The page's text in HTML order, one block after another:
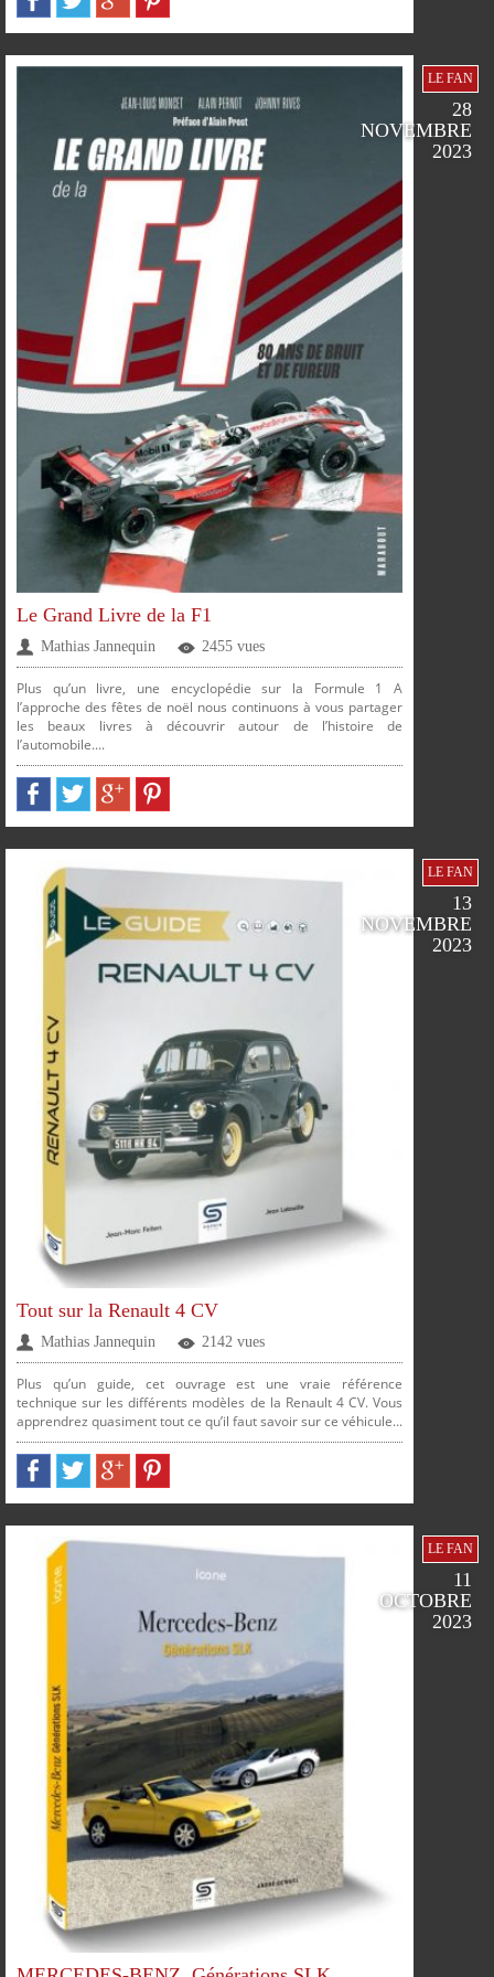
PLUS
FACEBOOKTWITTERGOOGLEPINTEREST
FACEBOOK PINTEREST
SUR SUR
PARTAGERPARTAGERPARTAGER
LE FAN
28
NOVEMBRE
2023
Le Grand Livre de la F1
Mathias Jannequin 2455 vues
Plus qu’un livre, une encyclopédie sur la Formule 1 A
l’approche des fêtes de noël nous continuons à vous partager
les beaux livres à découvrir autour de l’histoire de
l’automobile....
LE FAN
13
NOVEMBRE
2023
Tout sur la Renault 4 CV
Mathias Jannequin 2142 vues
Plus qu’un guide, cet ouvrage est une vraie référence
technique sur les différents modèles de la Renault 4 CV. Vous
apprendrez quasiment tout ce qu’il faut savoir sur ce véhicule...
LE FAN
11
OCTOBRE
2023